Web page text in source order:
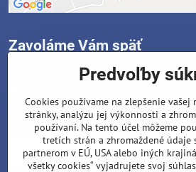
Zavoláme Vám späť
Váš telefón*
Predvoľby
Cookies používame na zlepšenie
stránky, analýzu jej výkonnosti a
používaní. Na tento účel môžeme
tretích strán a zhromaždené údaje
partnerom v EÚ, USA alebo iných
všetky cookies“ vyjadrujete svoj